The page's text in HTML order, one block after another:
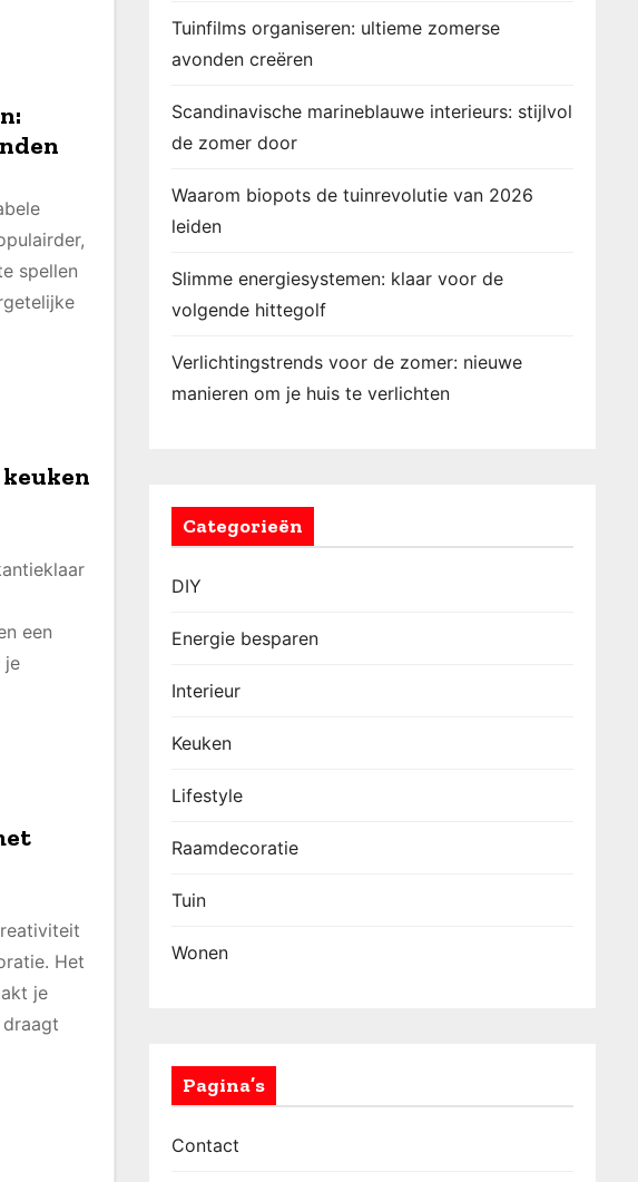
spellen
een
je
Het
je
Tuinfilms organiseren: ultieme zomerse
avonden creëren
Scandinavische marineblauwe interieurs: stijlvol
de zomer door
Waarom biopots de tuinrevolutie van 2026
leiden
Slimme energiesystemen: klaar voor de
volgende hittegolf
Verlichtingstrends voor de zomer: nieuwe
manieren om je huis te verlichten
Categorieën
DIY
Energie besparen
Interieur
Keuken
Lifestyle
Raamdecoratie
Tuin
Wonen
Pagina’s
Contact